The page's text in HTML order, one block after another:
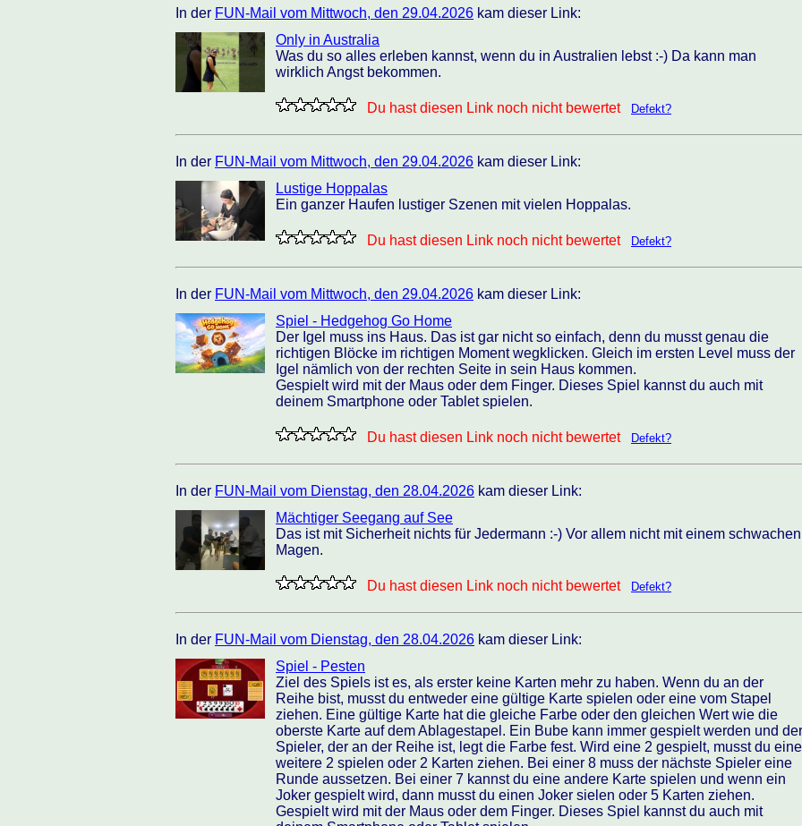
In der FUN-Mail vom Mittwoch, den 29.04.2026 kam dieser Link:
Only in Australia
Was du so alles erleben kannst, wenn du in Australien lebst :-) Da kann man
wirklich Angst bekommen.
Du hast diesen Link noch nicht bewertet Defekt?
In der FUN-Mail vom Mittwoch, den 29.04.2026 kam dieser Link:
Lustige Hoppalas
Ein ganzer Haufen lustiger Szenen mit vielen Hoppalas.
Du hast diesen Link noch nicht bewertet Defekt?
In der FUN-Mail vom Mittwoch, den 29.04.2026 kam dieser Link:
Spiel - Hedgehog Go Home
Der Igel muss ins Haus. Das ist gar nicht so einfach, denn du musst genau die
richtigen Blöcke im richtigen Moment wegklicken. Gleich im ersten Level muss der
Igel nämlich von der rechten Seite in sein Haus kommen.
Gespielt wird mit der Maus oder dem Finger. Dieses Spiel kannst du auch mit
deinem Smartphone oder Tablet spielen.
Du hast diesen Link noch nicht bewertet Defekt?
In der FUN-Mail vom Dienstag, den 28.04.2026 kam dieser Link:
Mächtiger Seegang auf See
Das ist mit Sicherheit nichts für Jedermann :-) Vor allem nicht mit einem schwachen
Magen.
Du hast diesen Link noch nicht bewertet Defekt?
In der FUN-Mail vom Dienstag, den 28.04.2026 kam dieser Link:
Spiel - Pesten
Ziel des Spiels ist es, als erster keine Karten mehr zu haben. Wenn du an der
Reihe bist, musst du entweder eine gültige Karte spielen oder eine vom Stapel
ziehen. Eine gültige Karte hat die gleiche Farbe oder den gleichen Wert wie die
oberste Karte auf dem Ablagestapel. Ein Bube kann immer gespielt werden und der
Spieler, der an der Reihe ist, legt die Farbe fest. Wird eine 2 gespielt, musst du eine
weitere 2 spielen oder 2 Karten ziehen. Bei einer 8 muss der nächste Spieler eine
Runde aussetzen. Bei einer 7 kannst du eine andere Karte spielen und wenn ein
Joker gespielt wird, dann musst du einen Joker sielen oder 5 Karten ziehen.
Gespielt wird mit der Maus oder dem Finger. Dieses Spiel kannst du auch mit